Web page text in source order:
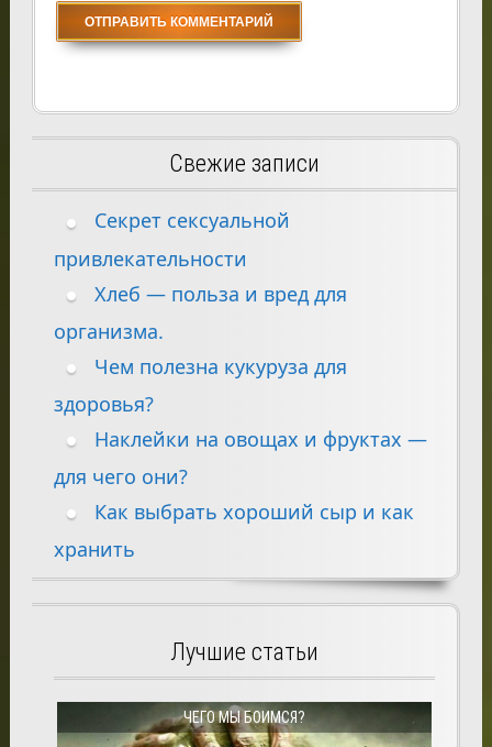
Свежие записи
Секрет сексуальной
привлекательности
Хлеб — польза и вред для
организма.
Чем полезна кукуруза для
здоровья?
Наклейки на овощах и фруктах —
для чего они?
Как выбрать хороший сыр и как
хранить
Лучшие статьи
ЧЕГО МЫ БОИМСЯ?